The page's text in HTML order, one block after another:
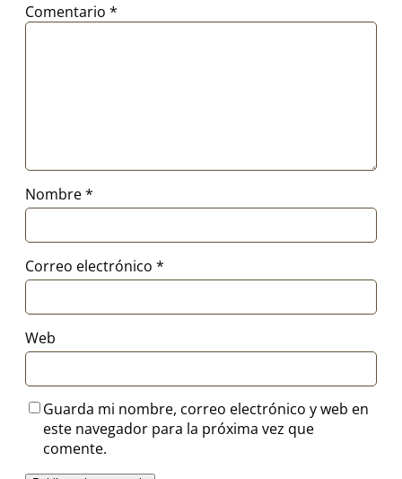
Comentario *
Nombre*
Correo electrónico *
Web
Guarda mi nombre, correo electrónico y web en
este navegador para la próxima vez que
comente.